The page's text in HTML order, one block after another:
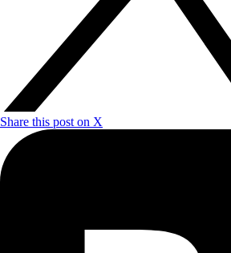
Share this post on X